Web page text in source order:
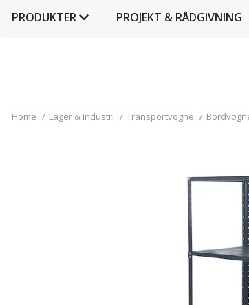
PRODUKTER PROJEKT & RÅDGIVNING
Home / Lager & Industri / Transportvogne /